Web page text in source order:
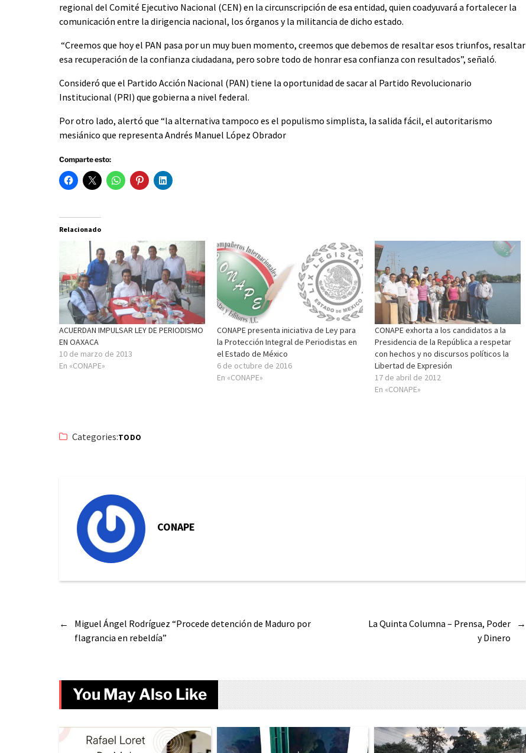
regional del Comité Ejecutivo Nacional (CEN) en la circunscripción de esa entidad, quien coadyuvará a fortalecer la
comunicación entre la dirigencia nacional, los órganos y la militancia de dicho estado.
“Creemos que hoy el PAN pasa por un muy buen momento, creemos que debemos de resaltar esos triunfos, resaltar
esa recuperación de la confianza ciudadana, pero sobre todo de honrar esa confianza con resultados”, señaló.
Consideró que el Partido Acción Nacional (PAN) tiene la oportunidad de sacar al Partido Revolucionario
Institucional (PRI) que gobierna a nivel federal.
Por otro lado, alertó que “la alternativa tampoco es el populismo simplista, la salida fácil, el autoritarismo
mesiánico que representa Andrés Manuel López Obrador
Comparte esto:
Relacionado
ACUERDAN IMPULSAR LEY DE PERIODISMO
EN OAXACA
10 de marzo de 2013
En «CONAPE»
CONAPE presenta iniciativa de Ley para
la Protección Integral de Periodistas en
el Estado de México
6 de octubre de 2016
En «CONAPE»
CONAPE exhorta a los candidatos a la
Presidencia de la República a respetar
con hechos y no discursos políticos la
Libertad de Expresión
17 de abril de 2012
En «CONAPE»
Categories:TODO
CONAPE
←
Miguel Ángel Rodríguez “Procede detención de Maduro por
flagrancia en rebeldía”
→
La Quinta Columna – Prensa, Poder
y Dinero
You May Also Like